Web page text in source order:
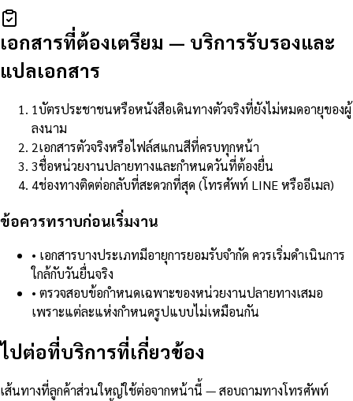
เอกสารที่ต้องเตรียม — บริการรับรองและ
แปลเอกสาร
1บัตรประชาชนหรือหนังสือเดินทางตัวจริงที่ยังไม่หมดอายุของผู้
ลงนาม
2เอกสารตัวจริงหรือไฟล์สแกนสีที่ครบทุกหน้า
3ชื่อหน่วยงานปลายทางและกำหนดวันที่ต้องยื่น
4ช่องทางติดต่อกลับที่สะดวกที่สุด (โทรศัพท์ LINE หรืออีเมล)
ข้อควรทราบก่อนเริ่มงาน
• เอกสารบางประเภทมีอายุการยอมรับจำกัด ควรเริ่มดำเนินการ
ใกล้กับวันยื่นจริง
• ตรวจสอบข้อกำหนดเฉพาะของหน่วยงานปลายทางเสมอ
เพราะแต่ละแห่งกำหนดรูปแบบไม่เหมือนกัน
ไปต่อที่บริการที่เกี่ยวข้อง
เส้นทางที่ลูกค้าส่วนใหญ่ใช้ต่อจากหน้านี้ — สอบถามทางโทรศัพท์